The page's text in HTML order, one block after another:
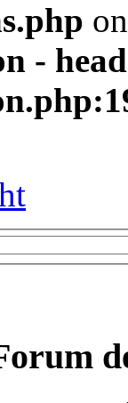
-